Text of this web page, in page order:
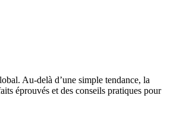
Au-delà d’une simple tendance, la
éprouvés et des conseils pratiques pour